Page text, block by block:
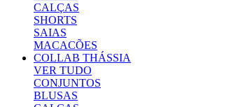
CALÇAS
SHORTS
SAIAS
MACACÕES
COLLAB THÁSSIA
VER TUDO
CONJUNTOS
BLUSAS